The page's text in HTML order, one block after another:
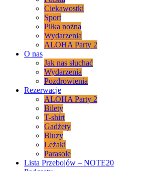
Ciekawostki
Sport
Piłka nożna
Wydarzenia
ALOHA Party 2
O nas
Jak nas słuchać
Wydarzenia
Pozdrowienia
Rezerwacje
ALOHA Party 2
Bilety
T-shirt
Gadżety
Bluzy
Leżaki
Parasole
Lista Przebojów – NOTE20